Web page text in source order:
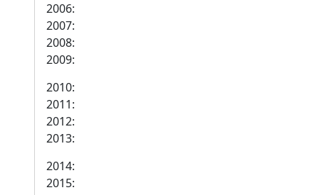
2006:
2007:
2008:
2009:
2010:
2011:
2012:
2013:
2014:
2015: